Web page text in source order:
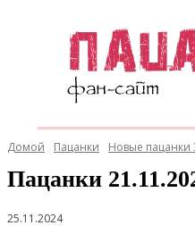
Домой Пацанки Новые пацанки
Пацанки
25.11.2024